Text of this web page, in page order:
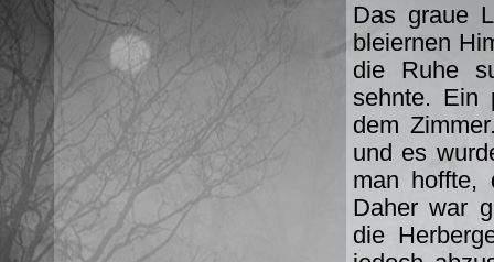
Das graue
bleiernen
die Ruhe
sehnte. Ein
dem
und es
man hoffte,
Daher war
die